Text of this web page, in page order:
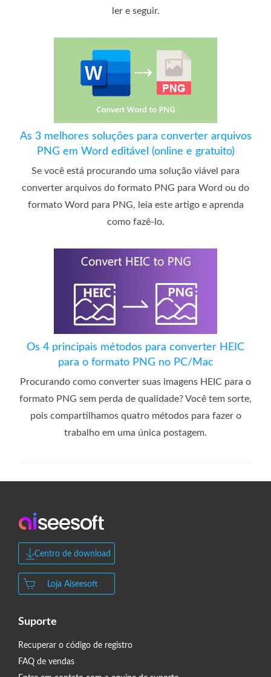
ler e seguir.
As 3 melhores soluções para converter arquivos
PNG em Word editável (online e gratuito)
Se você está procurando uma solução viável para
converter arquivos do formato PNG para Word ou do
formato Word para PNG, leia este artigo e aprenda
como fazê-lo.
Os 4 principais métodos para converter HEIC
para o formato PNG no PC/Mac
Procurando como converter suas imagens HEIC para o
formato PNG sem perda de qualidade? Você tem sorte,
pois compartilhamos quatro métodos para fazer o
trabalho em uma única postagem.
Centro de download
Loja Aiseesoft
Suporte
Recuperar o código de registro
FAQ de vendas